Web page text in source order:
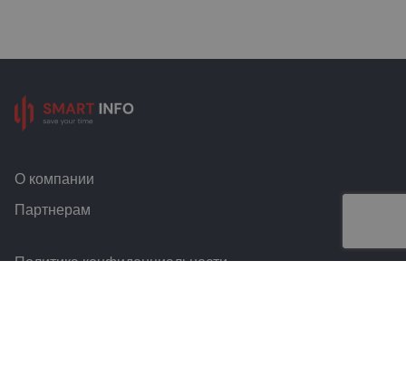
О компании
Партнерам
Политика конфиденциальности